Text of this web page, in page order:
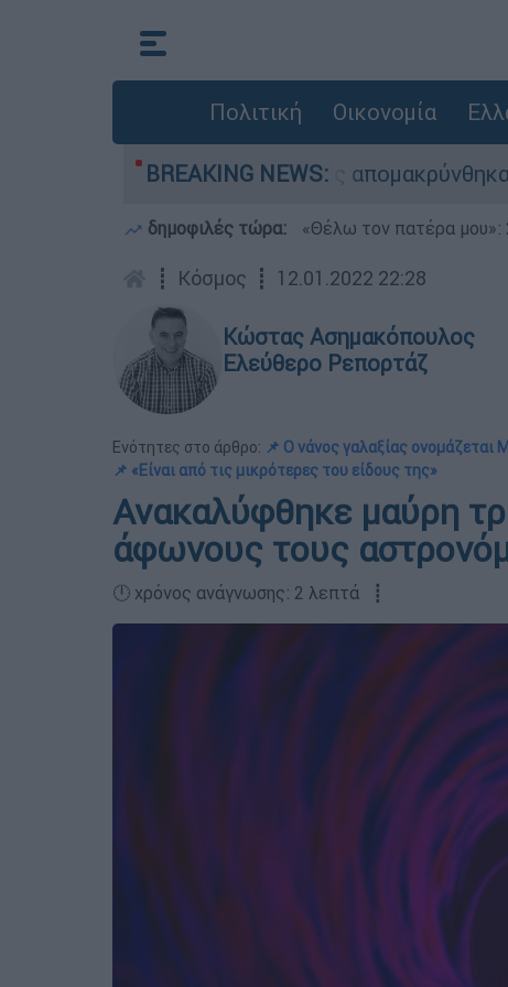
Πολιτική Οικονομία
BREAKING NEWS:
- 254 πολίτες απομακρύνθηκαν διά
δημοφιλές τώρα: «Θέλω τον πατέρα μου»:
┋ Κόσμος ┋ 12.01.2022 22:28
Κώστας Ασημακόπουλος
Ελεύθερο Ρεπορτάζ
Ενότητες στο άρθρο: 📌 Ο νάνος γαλαξίας ονομάζεται
📌 «Είναι από τις μικρότερες του είδους της»
Ανακαλύφθηκε μαύρη
άφωνους τους
🕛 χρόνος ανάγνωσης: 2 λεπτά ┋